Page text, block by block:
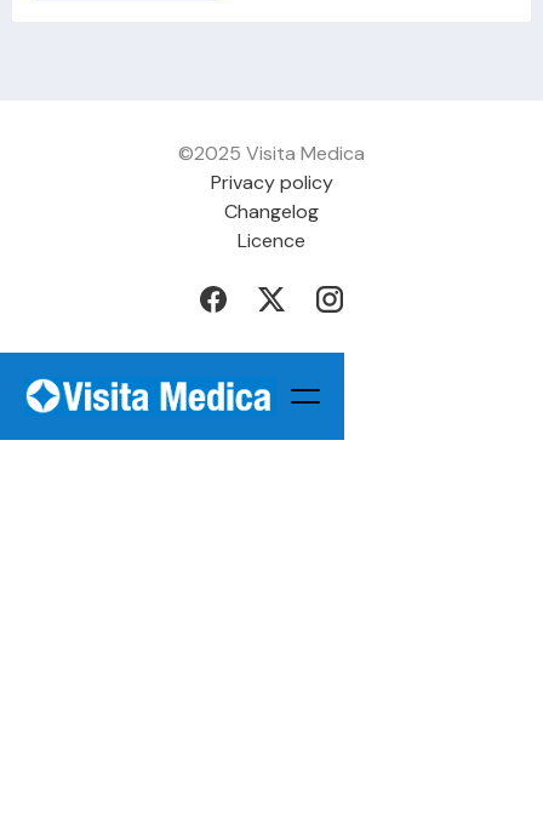
©2025 Visita Medica
Privacy policy
Changelog
Licence